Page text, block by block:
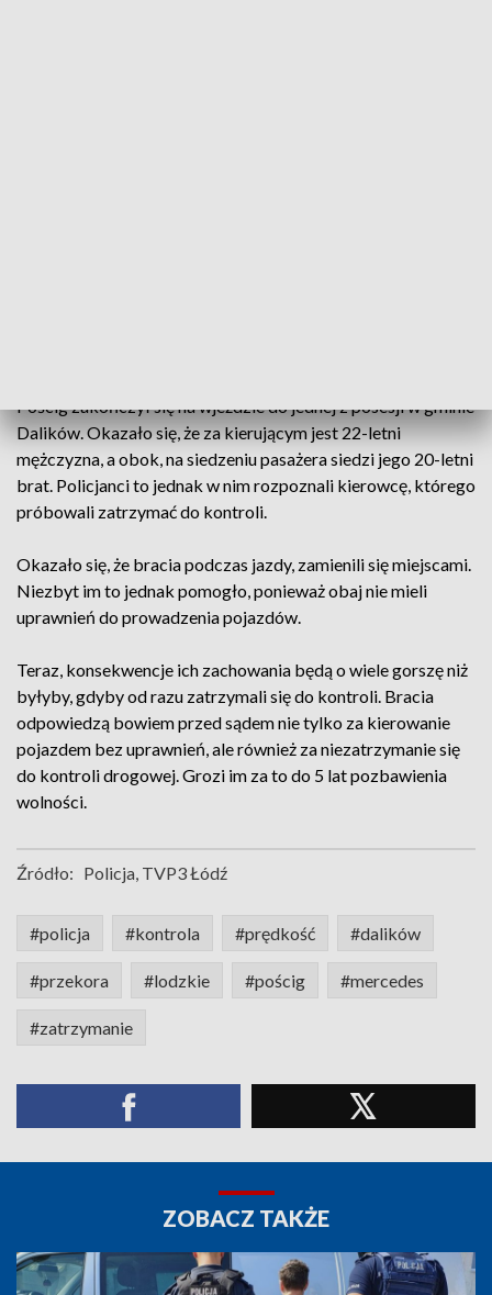
Pościg zakończył się na wjeździe do jednej z posesji w gminie
Dalików. Okazało się, że za kierującym jest 22-letni
mężczyzna, a obok, na siedzeniu pasażera siedzi jego 20-letni
brat. Policjanci to jednak w nim rozpoznali kierowcę, którego
próbowali zatrzymać do kontroli.
Okazało się, że bracia podczas jazdy, zamienili się miejscami.
Niezbyt im to jednak pomogło, ponieważ obaj nie mieli
uprawnień do prowadzenia pojazdów.
Teraz, konsekwencje ich zachowania będą o wiele gorszę niż
byłyby, gdyby od razu zatrzymali się do kontroli. Bracia
odpowiedzą bowiem przed sądem nie tylko za kierowanie
pojazdem bez uprawnień, ale również za niezatrzymanie się
do kontroli drogowej. Grozi im za to do 5 lat pozbawienia
wolności.
Źródło: Policja, TVP3 Łódź
#policja #kontrola #prędkość #dalików
#przekora #lodzkie #pościg #mercedes
#zatrzymanie
ZOBACZ TAKŻE